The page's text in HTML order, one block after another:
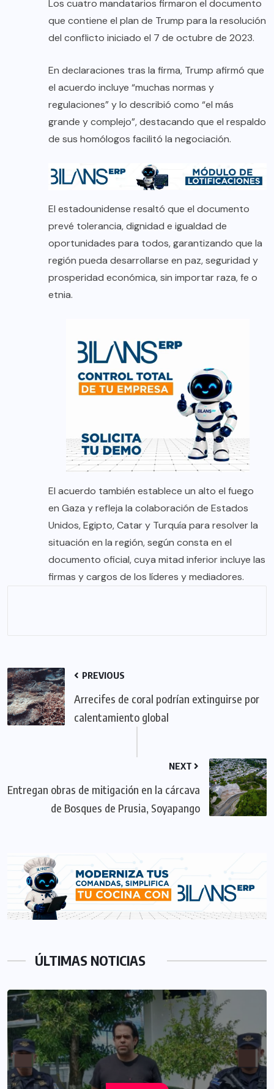
Los cuatro mandatarios firmaron el documento
que contiene el plan de Trump para la resolución
del conflicto iniciado el 7 de octubre de 2023.
En declaraciones tras la firma, Trump afirmó que
el acuerdo incluye “muchas normas y
regulaciones” y lo describió como “el más
grande y complejo”, destacando que el respaldo
de sus homólogos facilitó la negociación.
El estadounidense resaltó que el documento
prevé tolerancia, dignidad e igualdad de
oportunidades para todos, garantizando que la
región pueda desarrollarse en paz, seguridad y
prosperidad económica, sin importar raza, fe o
etnia.
El acuerdo también establece un alto el fuego
en Gaza y refleja la colaboración de Estados
Unidos, Egipto, Catar y Turquía para resolver la
situación en la región, según consta en el
documento oficial, cuya mitad inferior incluye las
firmas y cargos de los líderes y mediadores.
PREVIOUS
Arrecifes de coral podrían extinguirse por
calentamiento global
NEXT
Entregan obras de mitigación en la cárcava
de Bosques de Prusia, Soyapango
ÚLTIMAS NOTICIAS